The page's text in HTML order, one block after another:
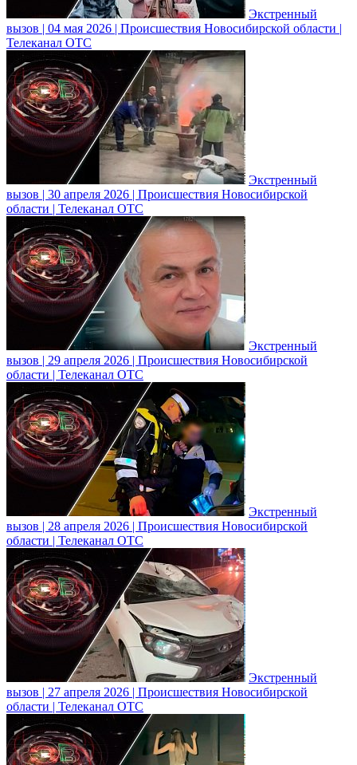
Экстренный
вызов | 04 мая 2026 | Происшествия Новосибирской области |
Телеканал ОТС
Экстренный
вызов | 30 апреля 2026 | Происшествия Новосибирской
области | Телеканал ОТС
Экстренный
вызов | 29 апреля 2026 | Происшествия Новосибирской
области | Телеканал ОТС
Экстренный
вызов | 28 апреля 2026 | Происшествия Новосибирской
области | Телеканал ОТС
Экстренный
вызов | 27 апреля 2026 | Происшествия Новосибирской
области | Телеканал ОТС